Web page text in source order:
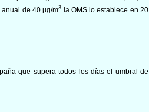
de 40 µg/m3
la OMS lo establece en 20
que supera todos los días el umbral de